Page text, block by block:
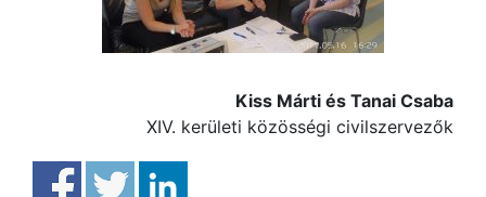
Kiss Márti és Tanai Csaba
XIV. kerületi közösségi civilszervezők